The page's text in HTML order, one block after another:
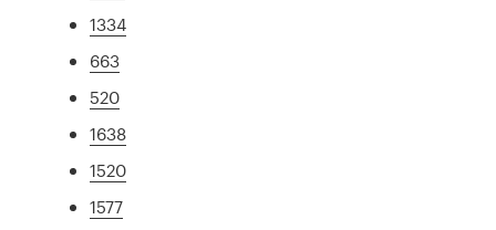
1334
663
520
1638
1520
1577